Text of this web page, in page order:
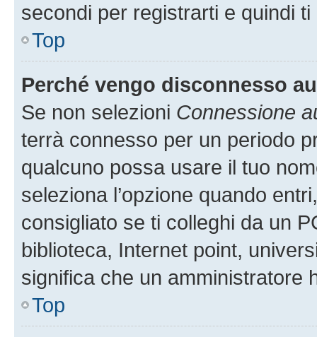
secondi per registrarti e quindi
Top
Perché vengo disconnesso
Se non selezioni Connessione
terrà connesso per un periodo
qualcuno possa usare il tuo
seleziona l’opzione quando
consigliato se ti colleghi da un
biblioteca, Internet point,
significa che un amministratore
Top